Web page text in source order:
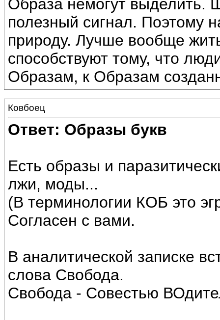
Образа немогут выделить.
полезный сигнал. Поэтому
природу. Лучше вообще
способствуют тому, что
Образам, к Образам
Ковбоец
Ответ: Образы букв
Есть образы и
лжи, моды...
(В терминологии КОБ это
Согласен с вами.
В аналитической записке
слова Свобода.
Свобода - Совестью